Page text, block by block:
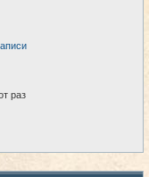
раз